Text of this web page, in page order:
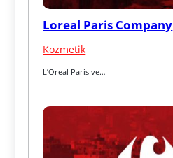
Loreal Paris Company
Kozmetik
L’Oreal Paris ve…